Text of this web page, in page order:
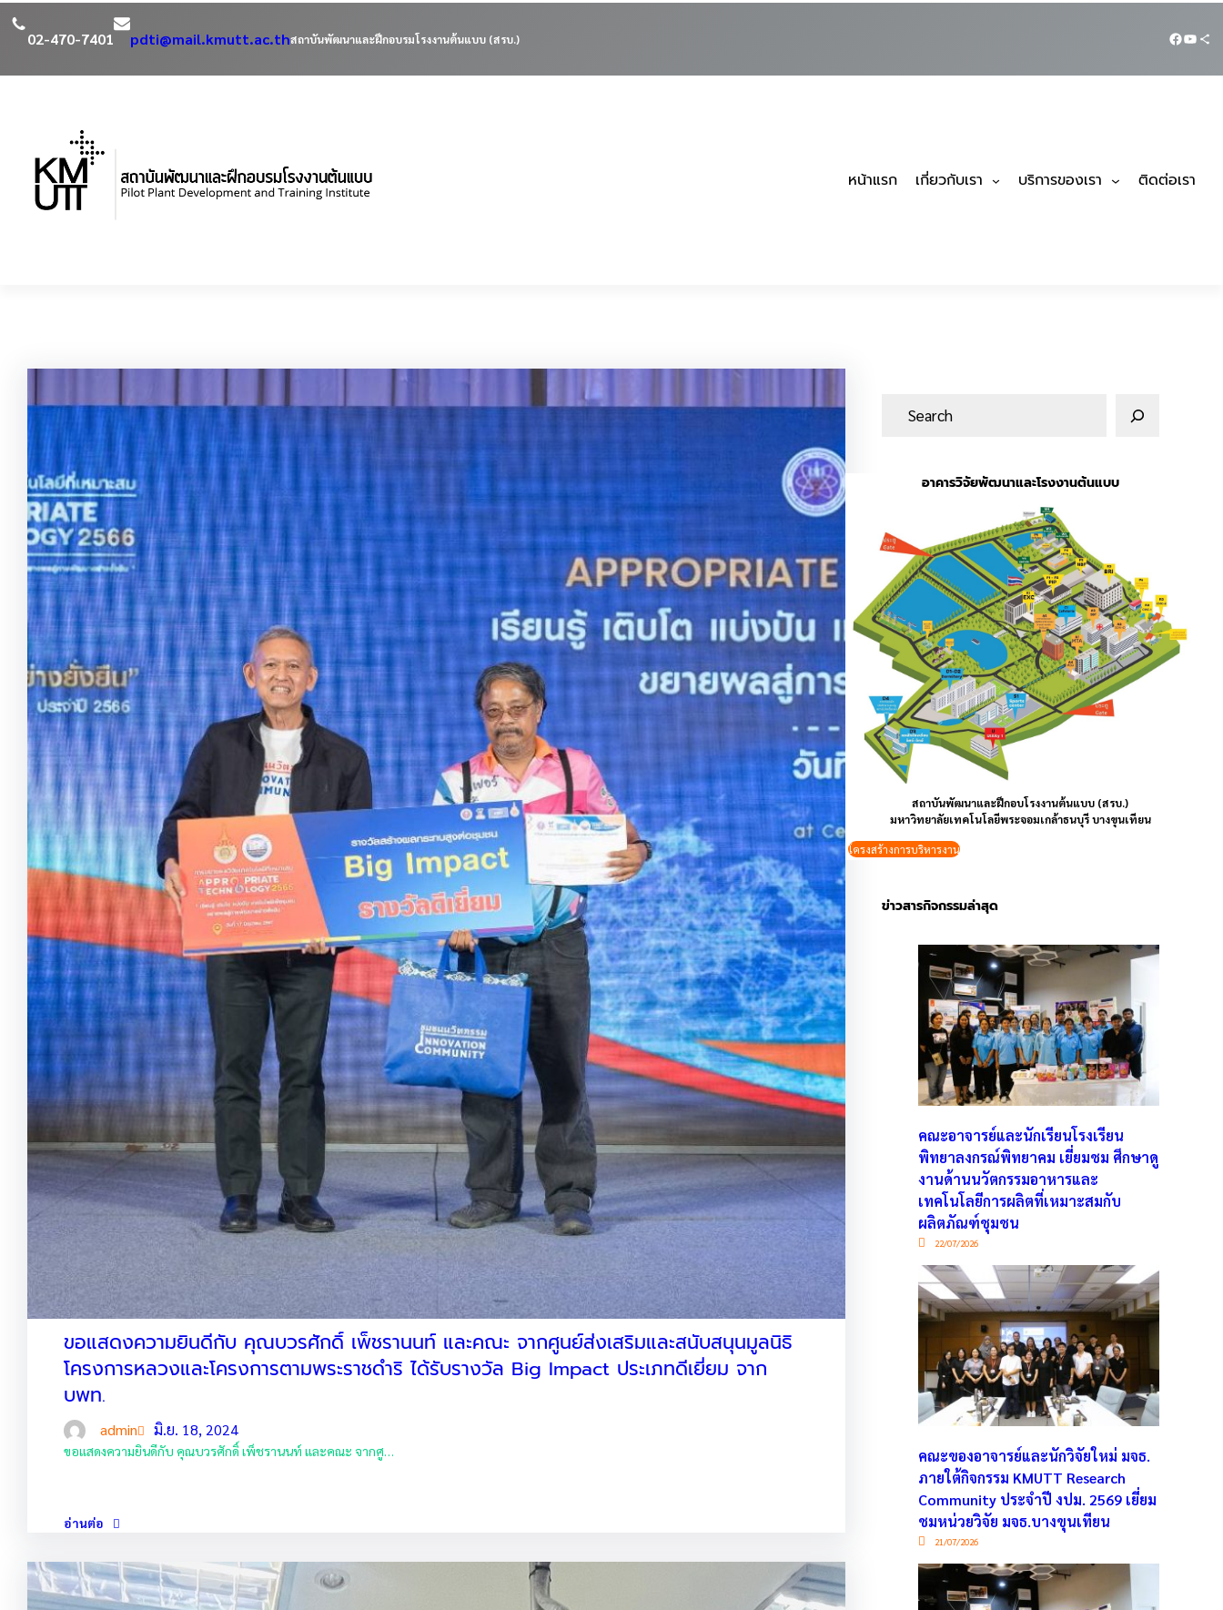
02-470-7401 pdti@mail.kmutt.ac.thสถาบันพัฒนาและฝึกอบรมโรงงานต้นแบบ (สรบ.) Share Icon
หน้าแรก เกี่ยวกับเรา บริการของเรา ติดต่อเรา
ขอแสดงความยินดีกับ คุณบวรศักดิ์ เพ็ชรานนท์ และคณะ จากศูนย์ส่งเสริมและสนับสนุนมูลนิธิ
โครงการหลวงและโครงการตามพระราชดำริ ได้รับรางวัล Big Impact ประเภทดีเยี่ยม จาก
บพท.
admin มิ.ย. 18, 2024
ขอแสดงความยินดีกับ คุณบวรศักดิ์ เพ็ชรานนท์ และคณะ จากศู…
อ่านต่อ
อาคารวิจัยพัฒนาและโรงงานต้นแบบ
สถาบันพัฒนาและฝึกอบโรงงานต้นแบบ (สรบ.)
มหาวิทยาลัยเทคโนโลยีพระจอมเกล้าธนบุรี บางขุนเทียน
โครงสร้างการบริหารงาน
ข่าวสารกิจกรรมล่าสุด
คณะอาจารย์และนักเรียนโรงเรียน
พิทยาลงกรณ์พิทยาคม เยี่ยมชม ศึกษาดู
งานด้านนวัตกรรมอาหารและ
เทคโนโลยีการผลิตที่เหมาะสมกับ
ผลิตภัณฑ์ชุมชน
22/07/2026
คณะของอาจารย์และนักวิจัยใหม่ มจธ.
ภายใต้กิจกรรม KMUTT Research
Community ประจำปี งปม. 2569 เยี่ยม
ชมหน่วยวิจัย มจธ.บางขุนเทียน
21/07/2026